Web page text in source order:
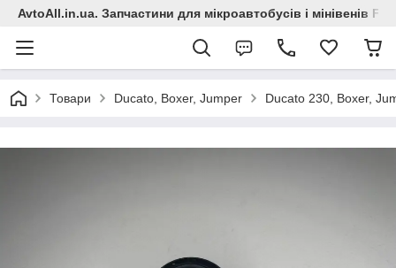
AvtoAll.in.ua. Запчастини для мікроавтобусів і мінівенів
Товари Ducato, Boxer, Jumper Ducato 230, Boxer,